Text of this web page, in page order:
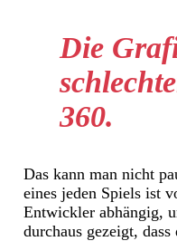
Die
360.
Das kann man nicht
eines jeden Spiels ist
Entwickler abhängig,
durchaus gezeigt,